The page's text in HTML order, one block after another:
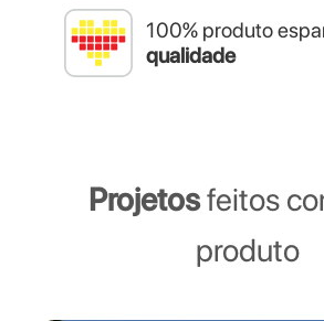
100% produto
qualidade
Projetosfeitos
produto